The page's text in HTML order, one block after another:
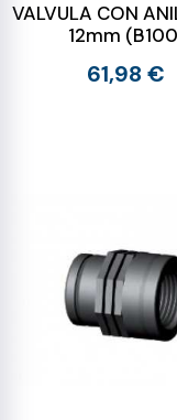
VALVULA CON
12mm
61,98 €